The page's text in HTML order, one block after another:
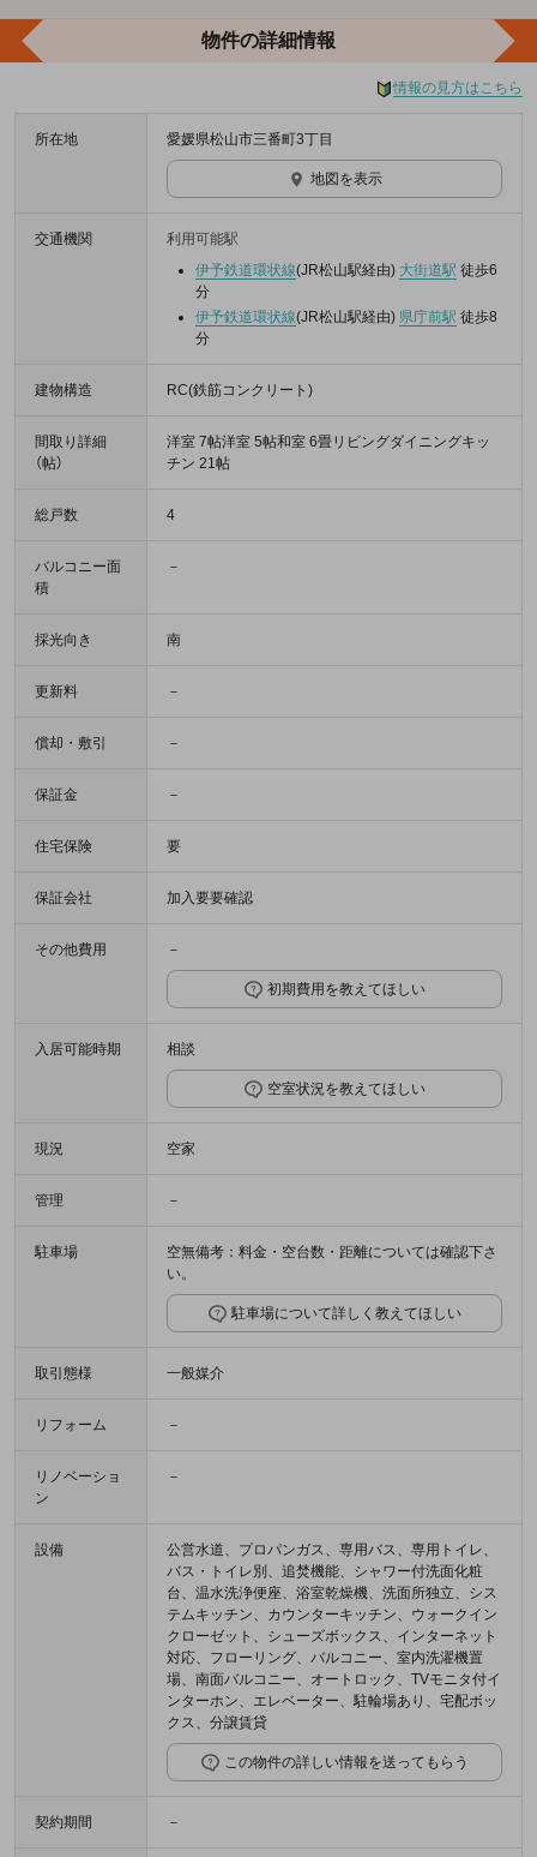
物件の詳細情報
情報の見方はこちら
所在地 愛媛県松山市三番町3丁目
地図を表示
交通機関
利用可能駅
伊予鉄道環状線(JR松山駅経由) 大街道駅 徒歩6
分
伊予鉄道環状線(JR松山駅経由) 県庁前駅 徒歩8
分
建物構造 RC(鉄筋コンクリート)
間取り詳細
（帖）
洋室 7帖洋室 5帖和室 6畳リビングダイニングキッ
チン 21帖
総戸数 4
バルコニー面
積
－
採光向き 南
更新料 －
償却・敷引 －
保証金 －
住宅保険 要
保証会社 加入要要確認
その他費用 －
初期費用を教えてほしい
入居可能時期 相談
空室状況を教えてほしい
現況 空家
管理 －
駐車場
空無備考：料金・空台数・距離については確認下さ
い。
駐車場について詳しく教えてほしい
取引態様 一般媒介
リフォーム －
リノベーショ
ン
－
設備
公営水道、プロパンガス、専用バス、専用トイレ、
バス・トイレ別、追焚機能、シャワー付洗面化粧
台、温水洗浄便座、浴室乾燥機、洗面所独立、シス
テムキッチン、カウンターキッチン、ウォークイン
クローゼット、シューズボックス、インターネット
対応、フローリング、バルコニー、室内洗濯機置
場、南面バルコニー、オートロック、TVモニタ付イ
ンターホン、エレベーター、駐輪場あり、宅配ボッ
クス、分譲賃貸
この物件の詳しい情報を送ってもらう
契約期間 －